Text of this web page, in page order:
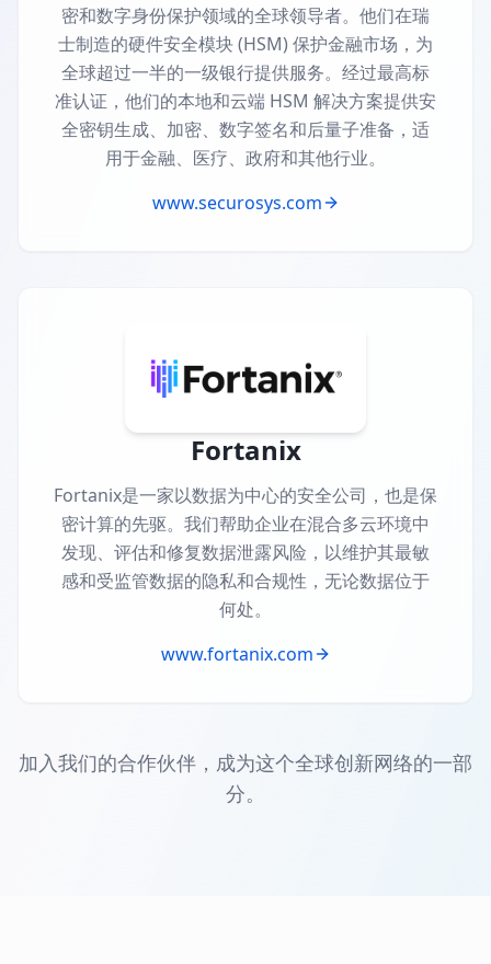
密和数字身份保护领域的全球领导者。他们在瑞
士制造的硬件安全模块 (HSM) 保护金融市场，为
全球超过一半的一级银行提供服务。经过最高标
准认证，他们的本地和云端 HSM 解决方案提供安
全密钥生成、加密、数字签名和后量子准备，适
用于金融、医疗、政府和其他行业。
www.securosys.com
Fortanix
Fortanix是一家以数据为中心的安全公司，也是保
密计算的先驱。我们帮助企业在混合多云环境中
发现、评估和修复数据泄露风险，以维护其最敏
感和受监管数据的隐私和合规性，无论数据位于
何处。
www.fortanix.com
加入我们的合作伙伴，成为这个全球创新网络的一部
分。